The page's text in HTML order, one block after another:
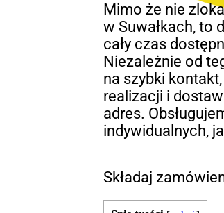
Mimo że nie
w Suwałkach, to
cały czas
Niezależnie od
na szybki
realizacji i
adres.
indywidualnych,
Składaj